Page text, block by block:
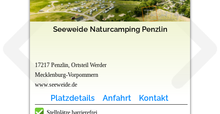
Seeweide Naturcamping Penzlin
17217 Penzlin, Ortsteil Werder
Mecklenburg-Vorpommern
www.seeweide.de
Platzdetails Anfahrt Kontakt
Stellplätze barrierefrei